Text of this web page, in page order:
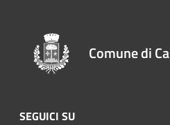
Comune di
SEGUICI SU